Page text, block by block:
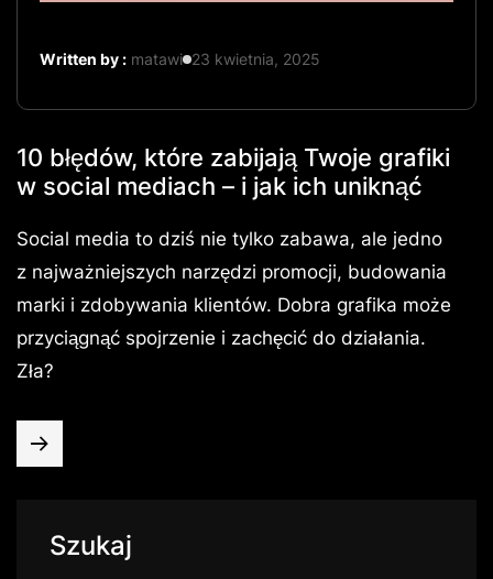
Written by : matawi 23 kwietnia, 2025
10 błędów, które zabijają Twoje grafiki
w social mediach – i jak ich uniknąć
Social media to dziś nie tylko zabawa, ale jedno
z najważniejszych narzędzi promocji, budowania
marki i zdobywania klientów. Dobra grafika może
przyciągnąć spojrzenie i zachęcić do działania.
Zła?
Szukaj